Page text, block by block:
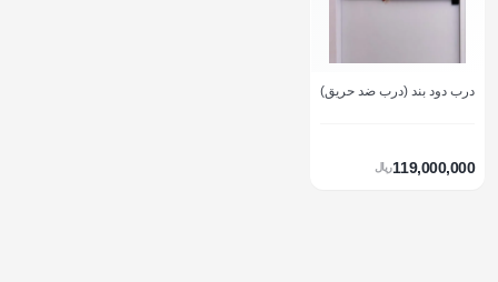
درب دود بند (درب ضد حریق)
119,000,000ريال